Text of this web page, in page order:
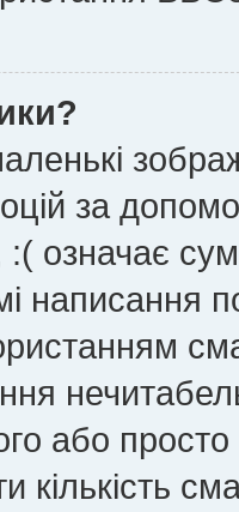
за
:( означає
написання
або
кількість